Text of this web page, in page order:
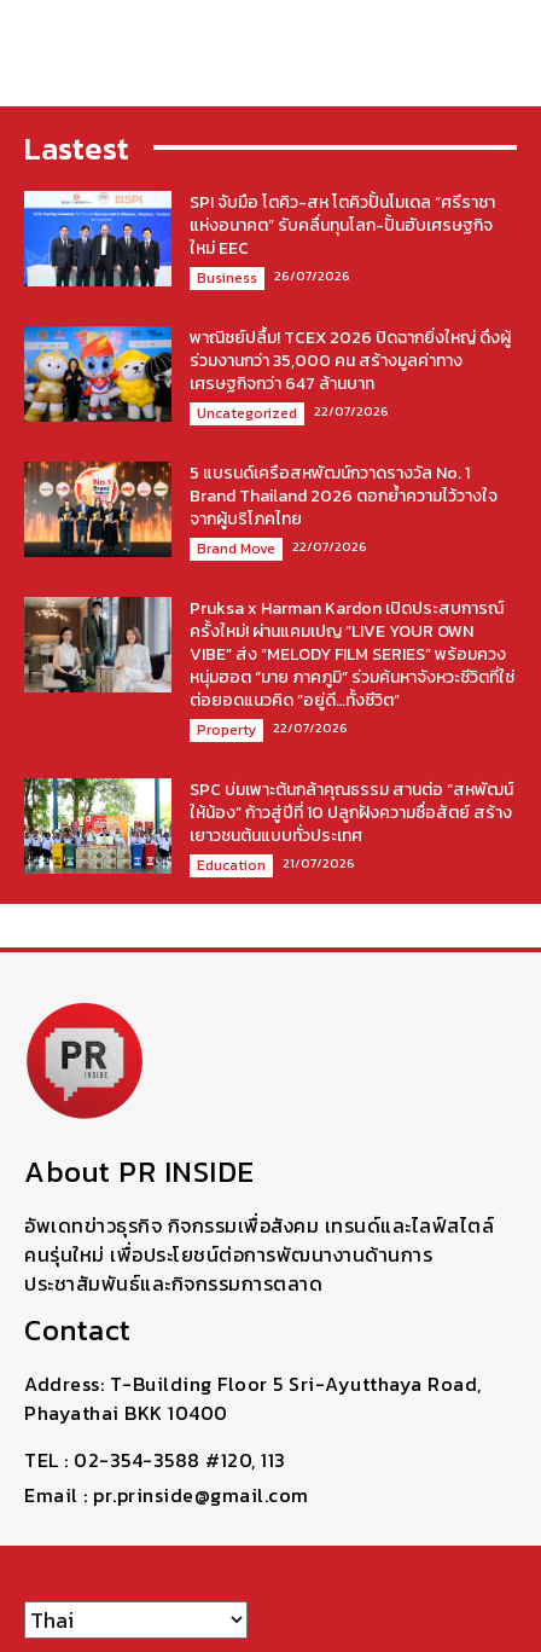
Lastest
SPI จับมือ โตคิว-สห โตคิวปั้นโมเดล “ศรีราชา
แห่งอนาคต” รับคลื่นทุนโลก-ปั้นฮับเศรษฐกิจ
ใหม่ EEC
Business 26/07/2026
พาณิชย์ปลื้ม! TCEX 2026 ปิดฉากยิ่งใหญ่ ดึงผู้
ร่วมงานกว่า 35,000 คน สร้างมูลค่าทาง
เศรษฐกิจกว่า 647 ล้านบาท
Uncategorized 22/07/2026
5 แบรนด์เครือสหพัฒน์กวาดรางวัล No. 1
Brand Thailand 2026 ตอกย้ำความไว้วางใจ
จากผู้บริโภคไทย
Brand Move 22/07/2026
Pruksa x Harman Kardon เปิดประสบการณ์
ครั้งใหม่! ผ่านแคมเปญ “LIVE YOUR OWN
VIBE” ส่ง “MELODY FILM SERIES” พร้อมควง
หนุ่มฮอต “มาย ภาคภูมิ” ร่วมค้นหาจังหวะชีวิตที่ใช่
ต่อยอดแนวคิด “อยู่ดี…ทั้งชีวิต”
Property 22/07/2026
SPC บ่มเพาะต้นกล้าคุณธรรม สานต่อ “สหพัฒน์
ให้น้อง” ก้าวสู่ปีที่ 10 ปลูกฝังความซื่อสัตย์ สร้าง
เยาวชนต้นแบบทั่วประเทศ
Education 21/07/2026
About PR INSIDE
อัพเดทข่าวธุรกิจ กิจกรรมเพื่อสังคม เทรนด์และไลฟ์สไตล์
คนรุ่นใหม่ เพื่อประโยชน์ต่อการพัฒนางานด้านการ
ประชาสัมพันธ์และกิจกรรมการตลาด
Contact
Address: T-Building Floor 5 Sri-Ayutthaya Road,
Phayathai BKK 10400
TEL : 02-354-3588 #120, 113
Email : pr.prinside@gmail.com